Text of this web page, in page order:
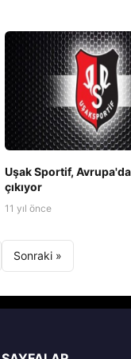
Uşak Sportif,
çıkıyor
11 yıl önce
Sonraki »